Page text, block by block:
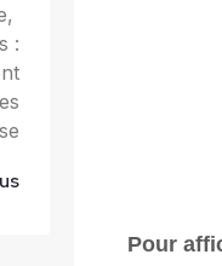
Pour
:
+